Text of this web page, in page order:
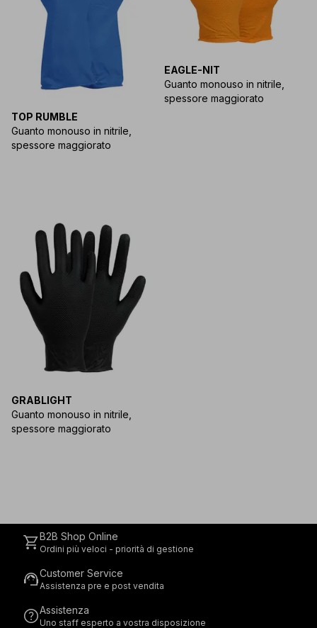
TOP RUMBLE
Guanto monouso in nitrile,
spessore maggiorato
EAGLE-NIT
Guanto monouso in nitrile,
spessore maggiorato
GRABLIGHT
Guanto monouso in nitrile,
spessore maggiorato
shopping_cartB2B Shop Online
Ordini più veloci - priorità di gestione
support_agentCustomer Service
Assistenza pre e post vendita
helpAssistenza
Uno staff esperto a vostra disposizione